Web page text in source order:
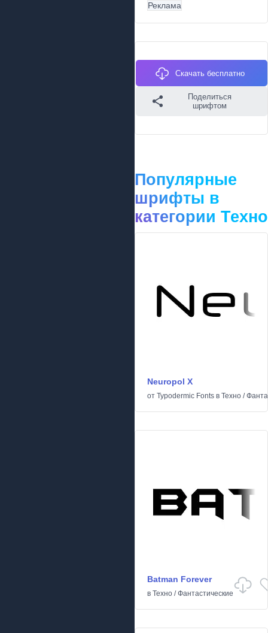
Реклама
Скачать бесплатно
Поделиться
шрифтом
Популярные
шрифты в
категории Техно
Neuropol X
от Typodermic Fonts в Техно /
Batman Forever
в Техно /Фантастические